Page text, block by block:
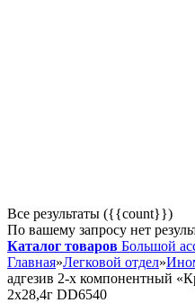
Все результаты ({{count}})
По вашему запросу нет
Каталог товаров Большой
Главная»Легковой отдел»
адгезив 2-х компонентный
2х28,4г DD6540